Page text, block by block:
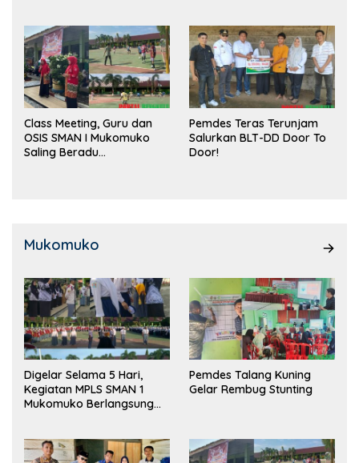
Class Meeting, Guru dan
OSIS SMAN I Mukomuko
Saling Beradu
Pemdes Teras Terunjam
Salurkan BLT-DD Door To
Door!
Mukomuko
Digelar Selama 5 Hari,
Kegiatan MPLS SMAN 1
Mukomuko Berlangsung
Pemdes Talang Kuning
Gelar Rembug Stunting